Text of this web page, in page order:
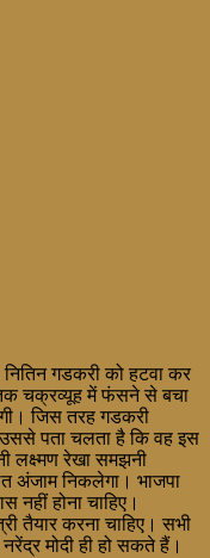
गडकरी को हटवा कर
चक्रव्यूह में फंसने से बचा
जिस तरह गडकरी
पता चलता है कि वह इस
लक्ष्मण रेखा समझनी
अंजाम निकलेगा। भाजपा
नहीं होना चाहिए।
तैयार करना चाहिए। सभी
मोदी ही हो सकते हैं।